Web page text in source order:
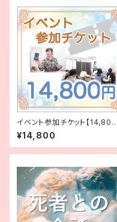
イベント参加チケット【14,800
円】
¥14,800